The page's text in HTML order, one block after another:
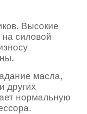
Высокие
силовой
масла,
других
нормальную